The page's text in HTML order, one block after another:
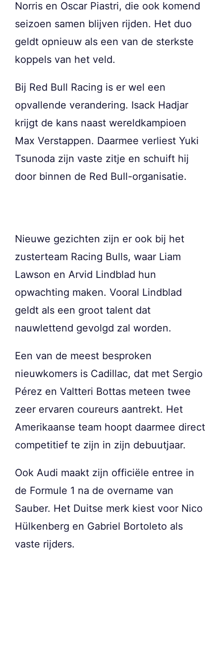
Norris en Oscar Piastri, die ook komend
seizoen samen blijven rijden. Het duo
geldt opnieuw als een van de sterkste
koppels van het veld.
Bij Red Bull Racing is er wel een
opvallende verandering. Isack Hadjar
krijgt de kans naast wereldkampioen
Max Verstappen. Daarmee verliest Yuki
Tsunoda zijn vaste zitje en schuift hij
door binnen de Red Bull-organisatie.
Nieuwe gezichten zijn er ook bij het
zusterteam Racing Bulls, waar Liam
Lawson en Arvid Lindblad hun
opwachting maken. Vooral Lindblad
geldt als een groot talent dat
nauwlettend gevolgd zal worden.
Een van de meest besproken
nieuwkomers is Cadillac, dat met Sergio
Pérez en Valtteri Bottas meteen twee
zeer ervaren coureurs aantrekt. Het
Amerikaanse team hoopt daarmee direct
competitief te zijn in zijn debuutjaar.
Ook Audi maakt zijn officiële entree in
de Formule 1 na de overname van
Sauber. Het Duitse merk kiest voor Nico
Hülkenberg en Gabriel Bortoleto als
vaste rijders.